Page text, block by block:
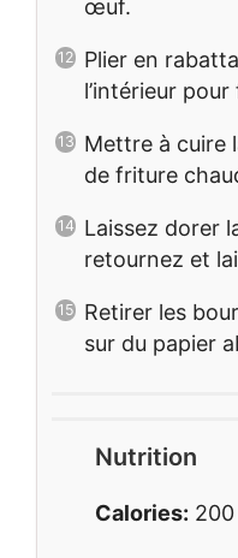
œuf.
Plier en
l’intérieur
Mettre à cuire
de friture
Laissez dorer
retournez et
Retirer les
sur du papier
Nutrition
Calories: 200